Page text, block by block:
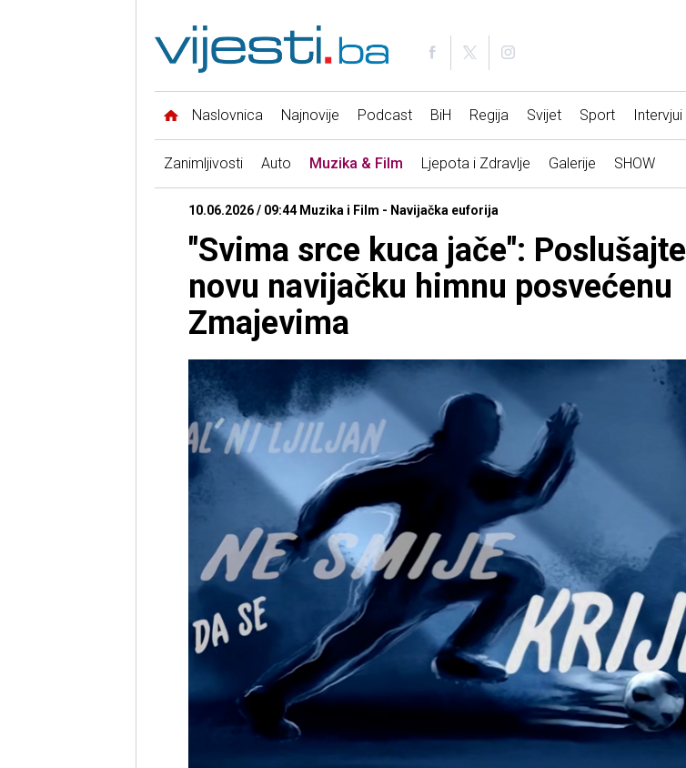
Naslovnica Najnovije Podcast BiH Regija Svijet Sport Intervjui
Zanimljivosti Auto Muzika & Film Ljepota i Zdravlje Galerije SHOW
10.06.2026 / 09:44 Muzika i Film - Navijačka euforija
"Svima srce kuca jače": Poslušajte
novu navijačku himnu posvećenu
Zmajevima